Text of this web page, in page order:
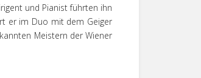
und Pianist führten ihn
er im Duo mit dem Geiger
Meistern der Wiener